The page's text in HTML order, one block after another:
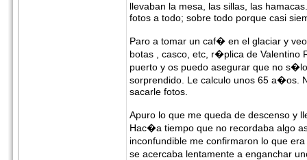
llevaban la mesa, las sillas, las
fotos a todo; sobre todo porque casi
Paro a tomar un caf� en el glaciar y
botas , casco, etc, r�plica de Valentino
puerto y os puedo asegurar que no
sorprendido. Le calculo unos 65 a�os.
sacarle fotos.
Apuro lo que me queda de descenso y
Hac�a tiempo que no recordaba algo
inconfundible me confirmaron lo que
se acercaba lentamente a enganchar